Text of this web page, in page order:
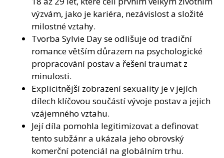
výzvám, jako je kariéra, nezávislost a složité
milostné vztahy.
Tvorba Sylvie Day se odlišuje od tradiční
romance větším důrazem na psychologické
propracování postav a řešení traumat z
minulosti.
Explicitnější zobrazení sexuality je v jejích
dílech klíčovou součástí vývoje postav a jejich
vzájemného vztahu.
Její díla pomohla legitimizovat a definovat
tento subžánr a ukázala jeho obrovský
komerční potenciál na globálním trhu.